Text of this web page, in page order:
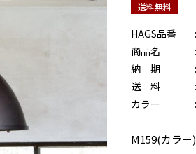
送料無料
HAGS品番
商品名
納 期
送 料
カラー
M159(カラー)